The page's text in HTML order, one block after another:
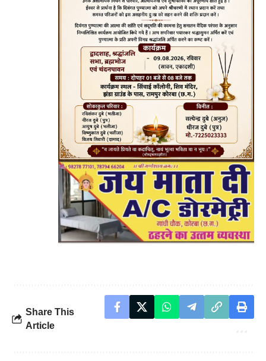
Share This
Article